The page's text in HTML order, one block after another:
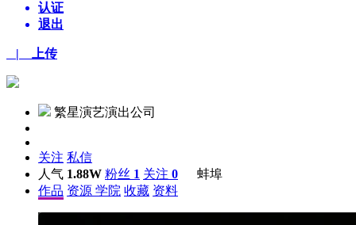
认证
退出
| 上传
繁星演艺演出公司
关注 私信
人气 1.88W 粉丝 1 关注 0
蚌埠
作品 资源 学院 收藏 资料